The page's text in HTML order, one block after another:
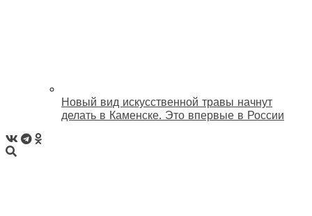
Новый вид искусственной травы начнут
делать в Каменске. Это впервые в России